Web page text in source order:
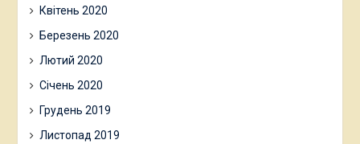
Квітень 2020
Березень 2020
Лютий 2020
Січень 2020
Грудень 2019
Листопад 2019